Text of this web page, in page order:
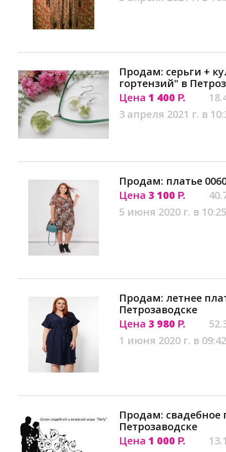
Продам: серьги +
гортензий" в
Цена 1 400 Р.
3 апреля 2021 г. в
Продам: платье
Цена 3 100 Р.
5 июня 2020 г. в 10:25
Продам: летнее
Петрозаводске
Цена 3 980 Р.
1 июня 2020 г. в 09:42
Продам: свадебное
Петрозаводске
Цена 1 000 Р.